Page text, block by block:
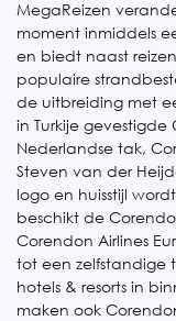
MegaReizen
moment inmiddels
en biedt naast
populaire
de uitbreiding met
in Turkije gevestigde
Nederlandse tak,
Steven van der
logo en huisstijl
beschikt de
Corendon Airlines
tot een zelfstandige
hotels & resorts in
maken ook